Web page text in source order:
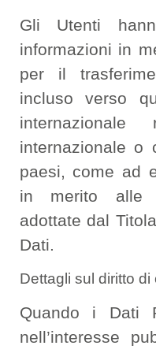
Gli Utenti
informazioni in
per il
incluso verso
internazionale o
paesi, come ad
in merito alle
adottate dal
Dati.
Dettagli sul diritto
Quando i Dati
nell’interesse